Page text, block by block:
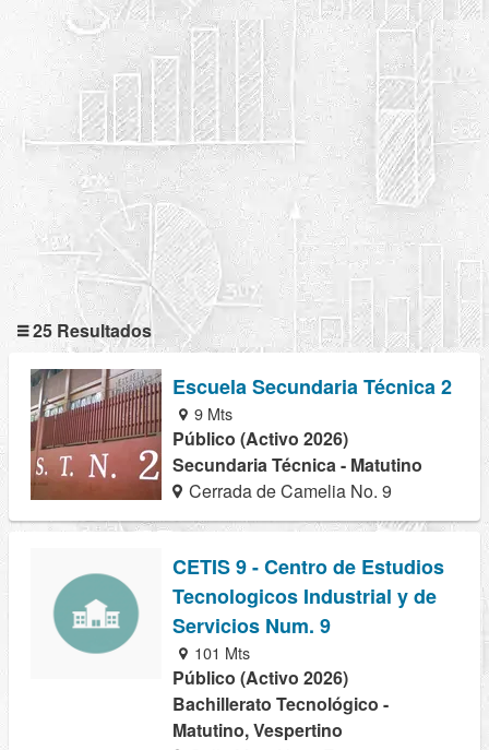
25 Resultados
Escuela Secundaria Técnica 2
9 Mts
Público (Activo 2026)
Secundaria Técnica - Matutino
Cerrada de Camelia No. 9
CETIS 9 - Centro de Estudios
Tecnologicos Industrial y de
Servicios Num. 9
101 Mts
Público (Activo 2026)
Bachillerato Tecnológico -
Matutino, Vespertino